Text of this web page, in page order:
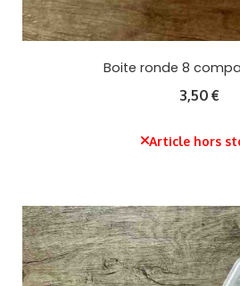
Boite ronde 8
3,50 €
Article hors